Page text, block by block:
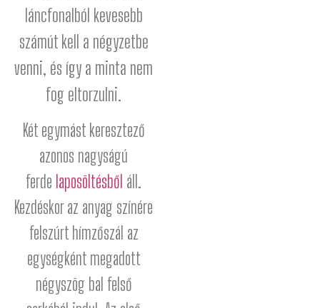
láncfonalból kevesebb
számút kell a négyzetbe
venni, és így a minta nem
fog eltorzulni.
Két egymást keresztező
azonos nagyságú
ferde laposöltésből áll.
Kezdéskor az anyag színére
felszúrt hímzőszál az
egységként megadott
négyszög bal felső